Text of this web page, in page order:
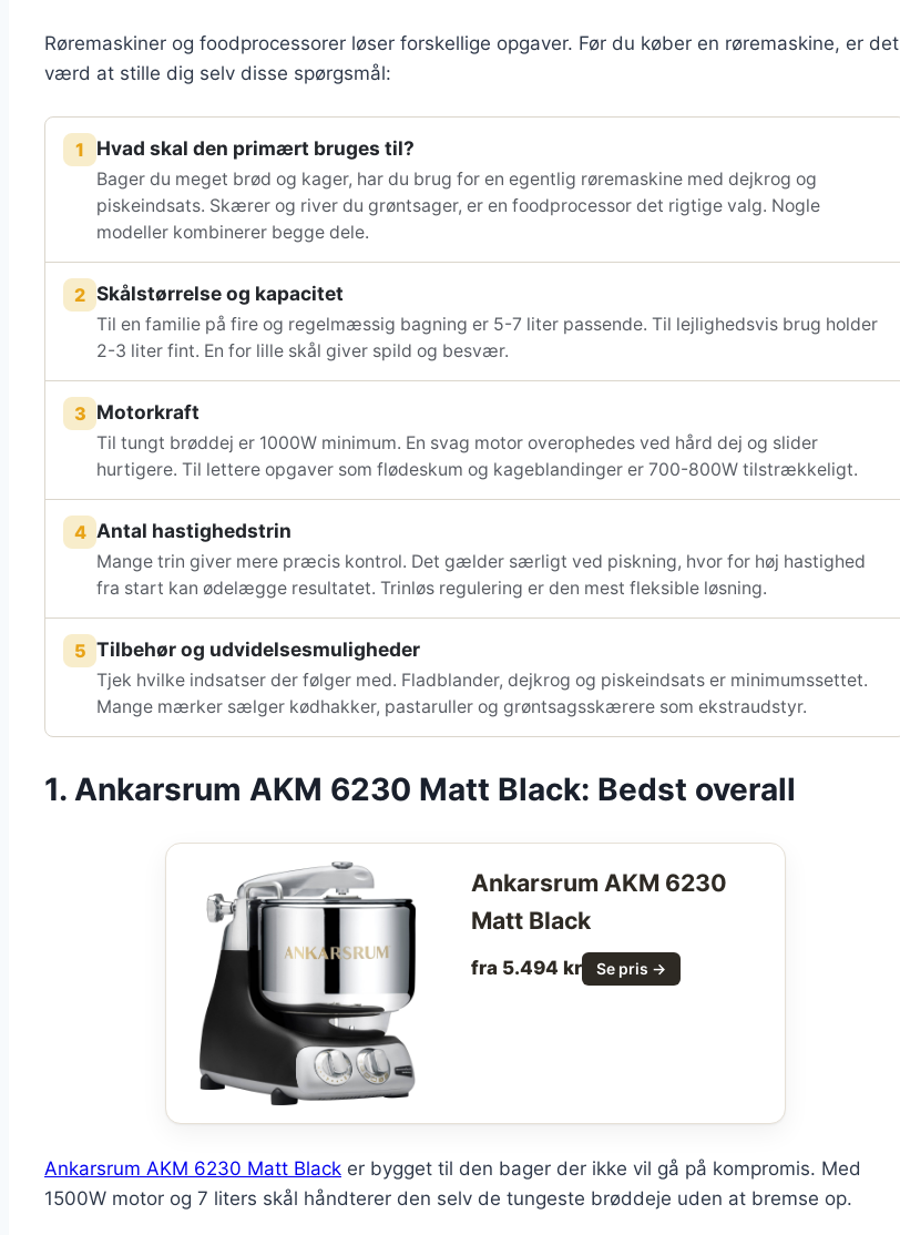
Røremaskiner og foodprocessorer løser forskellige opgaver. Før du køber en røremaskine, er det
værd at stille dig selv disse spørgsmål:
1 Hvad skal den primært bruges til?
Bager du meget brød og kager, har du brug for en egentlig røremaskine med dejkrog og
piskeindsats. Skærer og river du grøntsager, er en foodprocessor det rigtige valg. Nogle
modeller kombinerer begge dele.
2 Skålstørrelse og kapacitet
Til en familie på fire og regelmæssig bagning er 5-7 liter passende. Til lejlighedsvis brug holder
2-3 liter fint. En for lille skål giver spild og besvær.
3 Motorkraft
Til tungt brøddej er 1000W minimum. En svag motor overophedes ved hård dej og slider
hurtigere. Til lettere opgaver som flødeskum og kageblandinger er 700-800W tilstrækkeligt.
4 Antal hastighedstrin
Mange trin giver mere præcis kontrol. Det gælder særligt ved piskning, hvor for høj hastighed
fra start kan ødelægge resultatet. Trinløs regulering er den mest fleksible løsning.
5 Tilbehør og udvidelsesmuligheder
Tjek hvilke indsatser der følger med. Fladblander, dejkrog og piskeindsats er minimumssettet.
Mange mærker sælger kødhakker, pastaruller og grøntsagsskærere som ekstraudstyr.
1. Ankarsrum AKM 6230 Matt Black: Bedst overall
Ankarsrum AKM 6230
Matt Black
fra 5.494 kr Se pris →
Ankarsrum AKM 6230 Matt Black er bygget til den bager der ikke vil gå på kompromis. Med
1500W motor og 7 liters skål håndterer den selv de tungeste brøddeje uden at bremse op.